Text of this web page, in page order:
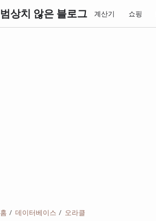
범상치 않은 블로그 계산기 쇼핑
홈 데이터베이스 오라클